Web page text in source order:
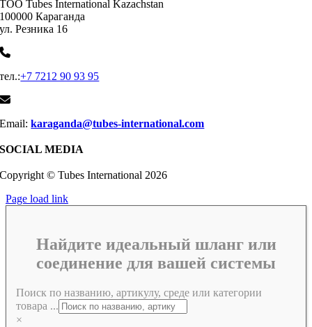
ТОО Tubes International Kazachstan
100000 Караганда
ул. Резника 16
тел.:+7 7212 90 93 95
Email:karaganda@tubes-international.com
SOCIAL MEDIA
Copyright © Tubes International 2026
Page load link
Найдите идеальный шланг или
соединение для вашей системы
Поиск по названию, артикулу, среде или категории
товара ...
×